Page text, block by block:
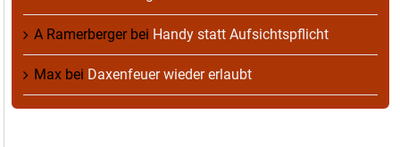
A Ramerbergerbei Handy statt Aufsichtspflicht
Max bei Daxenfeuer wieder erlaubt